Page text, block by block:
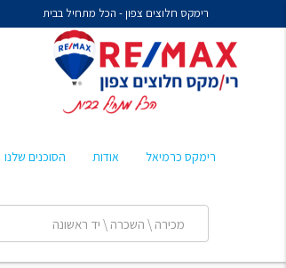
רימקס חלוצים צפון - הכל מתחיל בבית
רימקס כרמיאל אודות הסוכנים שלנו
מכירה \ השכרה \ יד ראשונה
נח איציקזון- זכיין
חן צאיג – מאמן סוכנים